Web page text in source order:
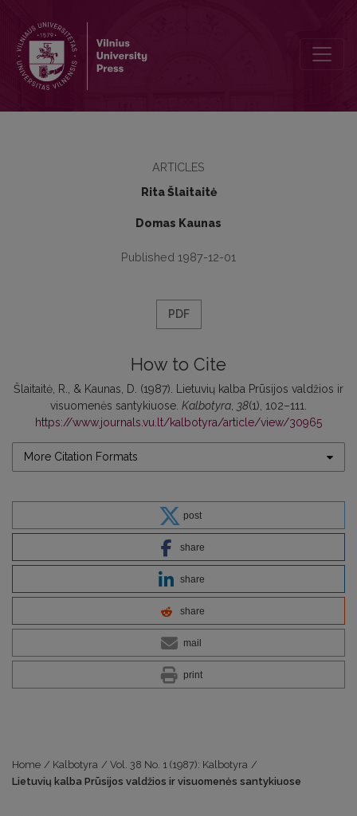
ARTICLES
Rita Šlaitaitė
Domas Kaunas
Published 1987-12-01
PDF
How to Cite
Šlaitaitė, R., & Kaunas, D. (1987). Lietuvių kalba Prūsijos valdžios ir
visuomenės santykiuose. Kalbotyra 38(1), 102–111.
https://www.journals.vu.lt/kalbotyra/article/view/30965
More Citation Formats
post
share
share
share
mail
print
Home / Kalbotyra / Vol. 38 No. 1 (1987): Kalbotyra /
Lietuvių kalba Prūsijos valdžios ir visuomenės santykiuose